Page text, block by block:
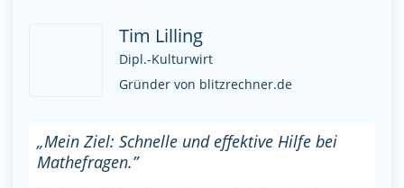
Tim Lilling
Dipl.-Kulturwirt
Gründer von blitzrechner.de
„Mein Ziel: Schnelle und effektive Hilfe bei
Mathefragen.”